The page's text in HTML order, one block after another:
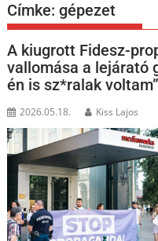
Címke:gépezet
A kiugrott Fidesz-
vallomása a lejárató
én is sz*ralak voltam”
2026.05.18. Kiss Lajos